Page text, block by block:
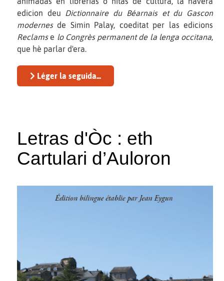
edicion deu Dictionnaire du Béarnais et du Gascon
modernesde Simin Palay, coeditat per las edicions
Reclamse lo Congrès permanent de la lenga occitana,
que hè parlar d'era.
Léger la seguida...
Letras d'Òc : eth
Cartulari d’Auloron